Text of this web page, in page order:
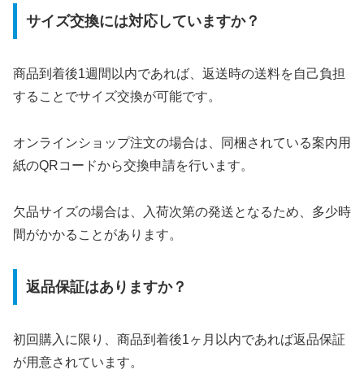
サイズ交換には対応していますか？
商品到着後1週間以内であれば、返送時の送料を自己負担
することでサイズ交換が可能です。
オンラインショップ注文の場合は、同梱されている案内用
紙のQRコードから交換申請を行います。
欠品サイズの場合は、入荷次第の発送となるため、多少時
間がかかることがあります。
返品保証はありますか？
初回購入に限り、商品到着後1ヶ月以内であれば返品保証
が用意されています。